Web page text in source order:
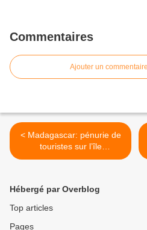
Commentaires
Ajouter un commentaire
< Madagascar: pénurie de
touristes sur l’île
paradisiaque de Nosy
Hébergé par Overblog
Top articles
Pages